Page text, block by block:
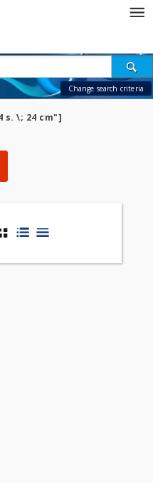
Change search criteria
s. \; 24 cm"]